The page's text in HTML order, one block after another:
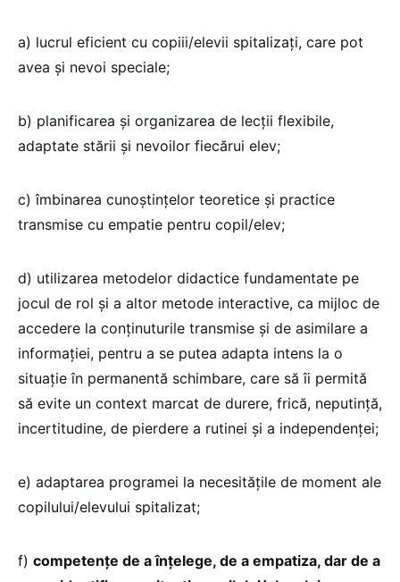
a) lucrul eficient cu copiii/elevii spitalizați, care pot
avea și nevoi speciale;
b) planificarea şi organizarea de lecţii flexibile,
adaptate stării şi nevoilor fiecărui elev;
c) îmbinarea cunoștințelor teoretice și practice
transmise cu empatie pentru copil/elev;
d) utilizarea metodelor didactice fundamentate pe
jocul de rol și a altor metode interactive, ca mijloc de
accedere la conținuturile transmise și de asimilare a
informației, pentru a se putea adapta intens la o
situație în permanentă schimbare, care să îi permită
să evite un context marcat de durere, frică, neputință,
incertitudine, de pierdere a rutinei și a independenței;
e) adaptarea programei la necesitățile de moment ale
copilului/elevului spitalizat;
f) competențe de a înțelege, de a empatiza, dar de a